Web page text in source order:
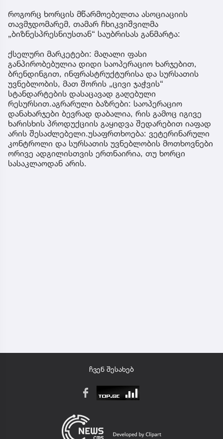
როგორც ხორცის მწარმოებელთა ასოციაციის
თავმჯდომარემ, თამარ ჩხიკვიშვილმა
„ბიზნესპრესნიუსთან“ საუბრისას განმარტა:
ქსელური მარკეტები: მაღალი ფასი
განპირობებულია დიდი საოპერაციო ხარჯებით,
ბრენდინგით, ინფრასტრუქტურისა და სურსათის
უვნებლობის, მათ შორის „ცივი ჯაჭვის“
სტანდარტების დასაცავად გაღებული
რესურსით.აგრარული ბაზრები: საოპერაციო
დანახარჯები ბევრად დაბალია, რის გამოც იგივე
ხარისხის პროდუქციის გაყიდვა შედარებით იაფად
არის შესაძლებელი.უსაფრთხოება: ვეტერინარული
კონტროლი და სურსათის უვნებლობის მოთხოვნები
ორივე ადგილისთვის ერთნაირია, თუ ხორცი
სასაკლაოდან არის.
ჩვენ შესახებ